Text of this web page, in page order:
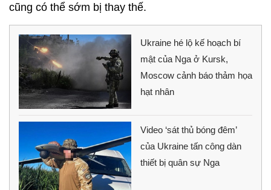
cũng có thể sớm bị thay thế.
Ukraine hé lộ kế hoạch bí
mật của Nga ở Kursk,
Moscow cảnh báo thảm họa
hạt nhân
Video ‘sát thủ bóng đêm’
của Ukraine tấn công dàn
thiết bị quân sự Nga